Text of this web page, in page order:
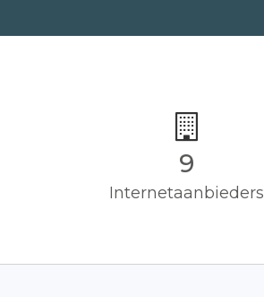
9
Internetaanbieders